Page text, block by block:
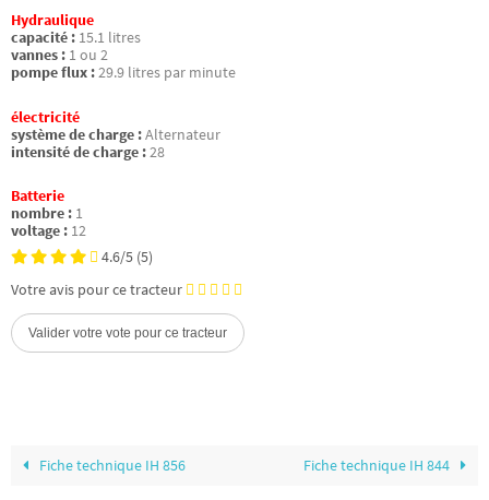
Hydraulique
capacité : 15.1 litres
vannes : 1 ou 2
pompe flux :29.9 litres par minute
électricité
système de charge :Alternateur
intensité de charge :28
Batterie
nombre : 1
voltage : 12
4.6/5 (5)
Votre avis pour ce tracteur
Fiche technique IH 856 Fiche technique IH 844